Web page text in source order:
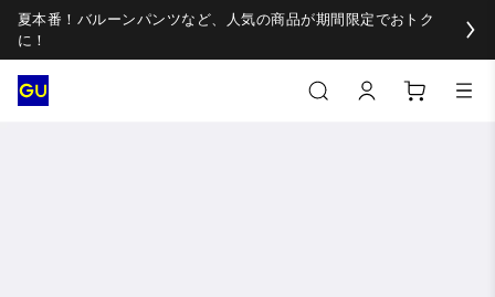
夏本番！バルーンパンツなど、人気の商品が期間限定でおトク
に！